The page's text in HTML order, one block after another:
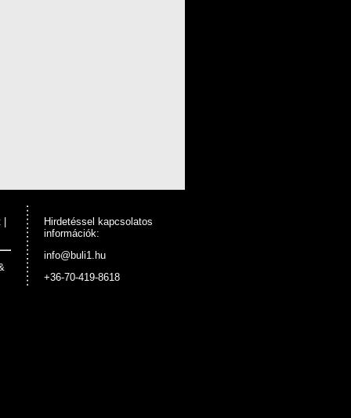
Hirdetéssel kapcsolatos
információk:
info@buli1.hu
+36-70-419-8618